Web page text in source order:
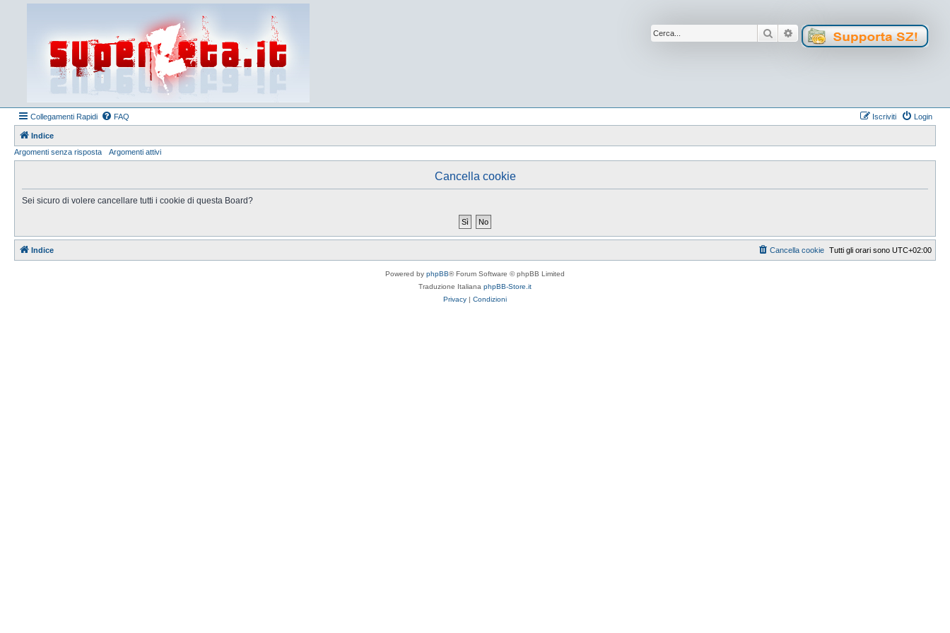
Cerca Ricerca avanzata
Collegamenti Rapidi FAQ Login
Iscriviti
Indice
Argomenti senza risposta
Argomenti attivi
Cancella cookie
Sei sicuro di volere cancellare tutti i cookie di questa Board?
Indice Tutti gli orari sono UTC+02:00
Cancella cookie
Powered by phpBB® Forum Software © phpBB Limited
Traduzione Italiana phpBB-Store.it
Privacy | Condizioni